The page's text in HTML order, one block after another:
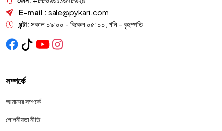
E-mail : sale@pykari.com
ঘন্টা: সকাল ০৯:০০ - বিকেল ০৫:০০, শনি - বৃহস্পতি
সম্পর্কে
আমাদের সম্পর্কে
গোপনীয়তা নীতি